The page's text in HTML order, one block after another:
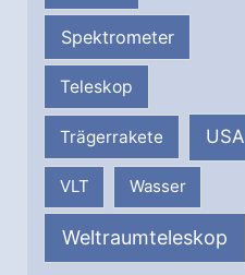
Spektrometer
Teleskop
Trägerrakete USA
VLT Wasser
Weltraumteleskop